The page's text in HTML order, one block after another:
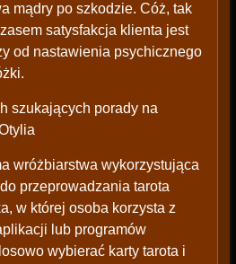
mądry po szkodzie. Cóż, tak
satysfakcja klienta jest
od nastawienia psychicznego
szukających porady na
wróżbiarstwa wykorzystująca
przeprowadzania tarota
w której osoba korzysta z
lub programów
wybierać karty tarota i